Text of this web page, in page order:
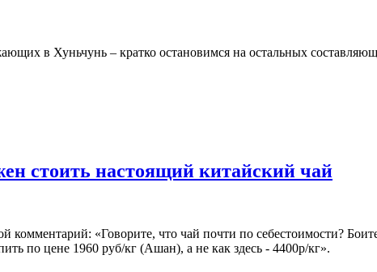
в Хуньчунь – кратко остановимся на остальных
стоить настоящий китайский чай
«Говорите, что чай почти по себестоимости?
по цене 1960 руб/кг (Ашан), а не как здесь - 4400р/кг».